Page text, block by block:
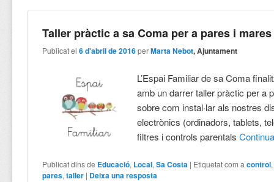
Taller pràctic a sa Coma per a pares i mares
Publicat el6 d'abril de 2016 perMarta Nebot, Ajuntament
L’Espai Familiar de sa Coma
amb un darrer taller pràctic per a
sobre com instal·lar als nostres
electrònics (ordinadors, tablets,
filtres i controls parentals
Publicat dins de Educació, Local,Sa Costa | Etiquetat com a control
pares,taller | Deixa una resposta